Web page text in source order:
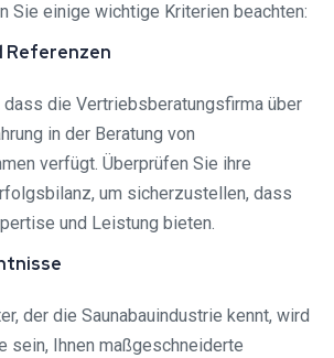
Sie einige wichtige Kriterien beachten:
Referenzen
die Vertriebsberatungsfirma über
in der Beratung von
verfügt. Überprüfen Sie ihre
um sicherzustellen, dass
und Leistung bieten.
der die Saunabauindustrie kennt, wird
sein, Ihnen maßgeschneiderte